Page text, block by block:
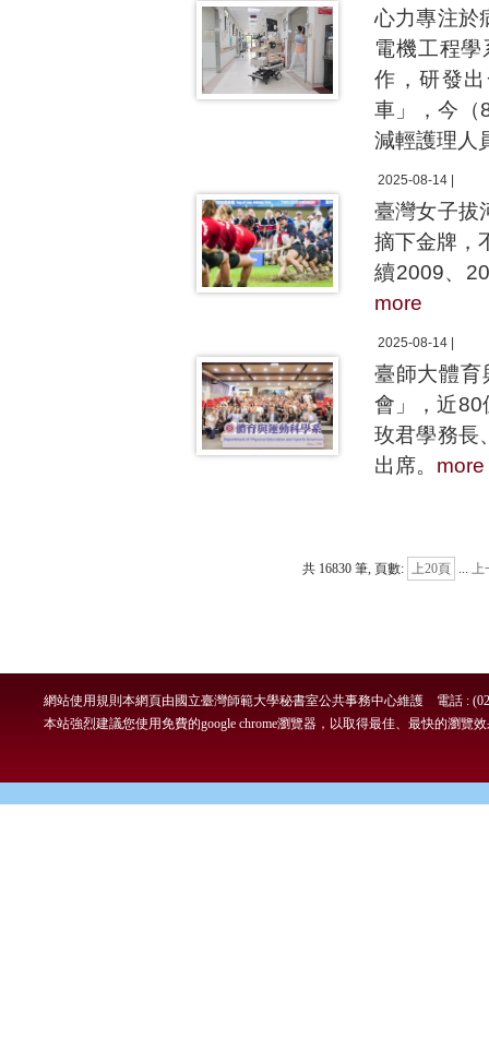
心力專注於
電機工程
作，研發
車」，今（
減輕護理人
2025-08-14 |
臺灣女子拔
摘下金牌，
續2009、
more
2025-08-14 |
臺師大體育
會」，近80
玫君學務長
出席。 more
共 16830 筆, 頁數: 上20頁 ... 上
本網頁由國立臺灣師範大學秘書室公共事務中心維護 電話 :
網站使用規則
本站強烈建議您使用免費的google chrome瀏覽器，以取得最佳、最快的瀏覽